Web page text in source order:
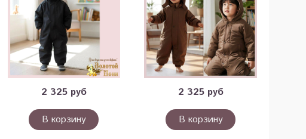
2 325 руб
В корзину
2 325 руб
В корзину